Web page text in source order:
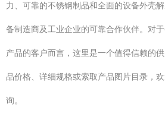
力、可靠的不锈钢制品和全面的设备外壳
备制造商及工业企业的可靠合作伙伴。对
产品的客户而言，这里是一个值得信赖的
品价格、详细规格或索取产品图片目录，
询。